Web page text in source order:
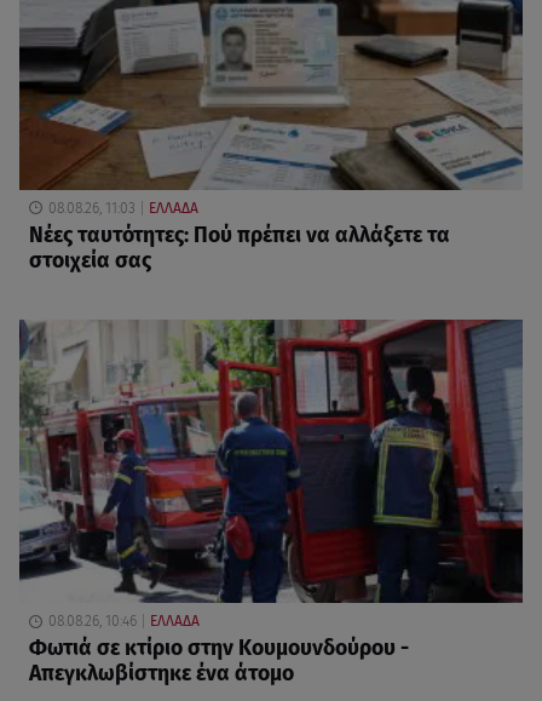
08.08.26, 11:03 ΕΛΛΑΔΑ
Νέες ταυτότητες: Πού πρέπει να αλλάξετε τα
στοιχεία σας
08.08.26, 10:46 ΕΛΛΑΔΑ
Φωτιά σε κτίριο στην Κουμουνδούρου -
Απεγκλωβίστηκε ένα άτομο